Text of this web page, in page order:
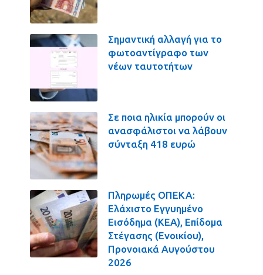
Σημαντική αλλαγή για το
φωτοαντίγραφο των
νέων ταυτοτήτων
Σε ποια ηλικία μπορούν οι
ανασφάλιστοι να λάβουν
σύνταξη 418 ευρώ
Πληρωμές ΟΠΕΚΑ:
Ελάχιστο Εγγυημένο
Εισόδημα (ΚΕΑ), Επίδομα
Στέγασης (Ενοικίου),
Προνοιακά Αυγούστου
2026